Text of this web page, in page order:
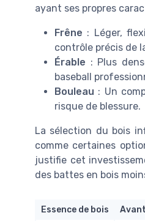
ayant ses propres
Frêne : Léger,
contrôle précis de
Érable : Plus
baseball
Bouleau : Un
risque de blessure.
La sélection du bois
comme certaines
justifie cet
des battes en bois
Essence de bois